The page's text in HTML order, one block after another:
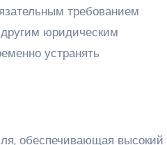
требованием
юридическим
устранять
обеспечивающая высокий